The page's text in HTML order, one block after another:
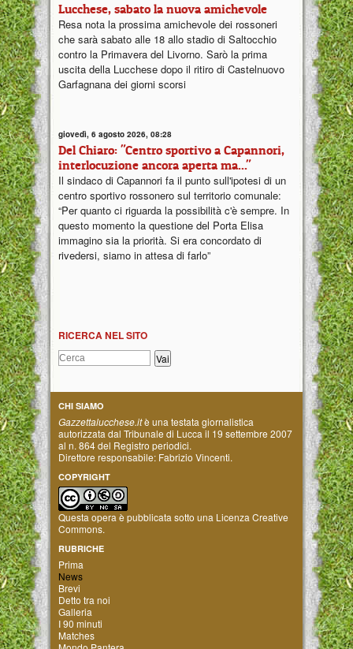
Lucchese, sabato la nuova amichevole
Resa nota la prossima amichevole dei rossoneri
che sarà sabato alle 18 allo stadio di Saltocchio
contro la Primavera del Livorno. Sarò la prima
uscita della Lucchese dopo il ritiro di Castelnuovo
Garfagnana dei giorni scorsi
giovedì, 6 agosto 2026, 08:28
Del Chiaro: "Centro sportivo a Capannori,
interlocuzione ancora aperta ma..."
Il sindaco di Capannori fa il punto sull'ipotesi di un
centro sportivo rossonero sul territorio comunale:
“Per quanto ci riguarda la possibilità c'è sempre. In
questo momento la questione del Porta Elisa
immagino sia la priorità. Si era concordato di
rivedersi, siamo in attesa di farlo”
RICERCA NEL SITO
CHI SIAMO
Gazzettalucchese.itè una testata giornalistica
autorizzata dal Tribunale di Lucca il 19 settembre 2007
al n. 864 del Registro periodici.
Direttore responsabile: Fabrizio Vincenti.
COPYRIGHT
Questa opera è pubblicata sotto una Licenza Creative
Commons.
RUBRICHE
Prima
News
Brevi
Detto tra noi
Galleria
I 90 minuti
Matches